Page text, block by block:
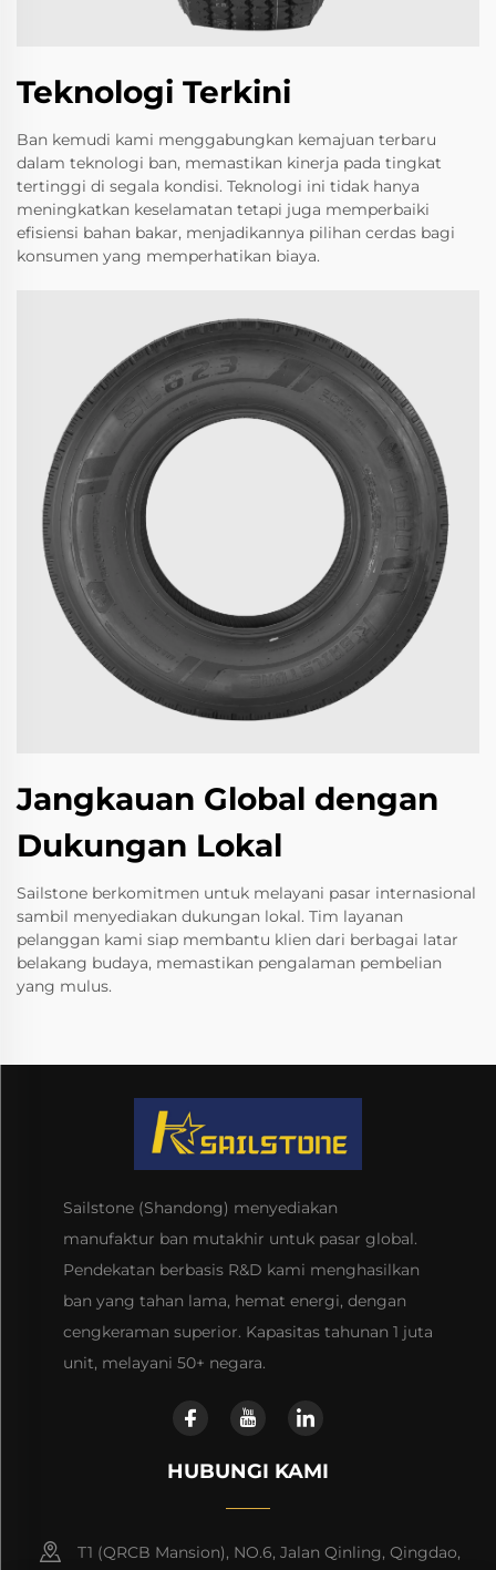
Teknologi Terkini
Ban kemudi kami menggabungkan kemajuan terbaru
dalam teknologi ban, memastikan kinerja pada tingkat
tertinggi di segala kondisi. Teknologi ini tidak hanya
meningkatkan keselamatan tetapi juga memperbaiki
efisiensi bahan bakar, menjadikannya pilihan cerdas bagi
konsumen yang memperhatikan biaya.
Jangkauan Global dengan
Dukungan Lokal
Sailstone berkomitmen untuk melayani pasar internasional
sambil menyediakan dukungan lokal. Tim layanan
pelanggan kami siap membantu klien dari berbagai latar
belakang budaya, memastikan pengalaman pembelian
yang mulus.
Sailstone (Shandong) menyediakan
manufaktur ban mutakhir untuk pasar global.
Pendekatan berbasis R&D kami menghasilkan
ban yang tahan lama, hemat energi, dengan
cengkeraman superior. Kapasitas tahunan 1 juta
unit, melayani 50+ negara.
HUBUNGI KAMI
T1 (QRCB Mansion), NO.6, Jalan Qinling, Qingdao,